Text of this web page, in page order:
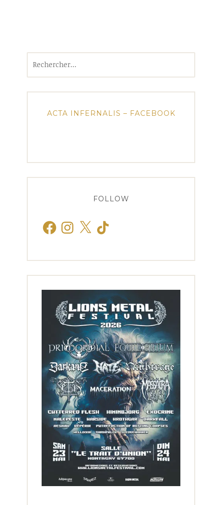
ACTA INFERNALIS – FACEBOOK
FOLLOW
FacebookInstagram
X TikTok